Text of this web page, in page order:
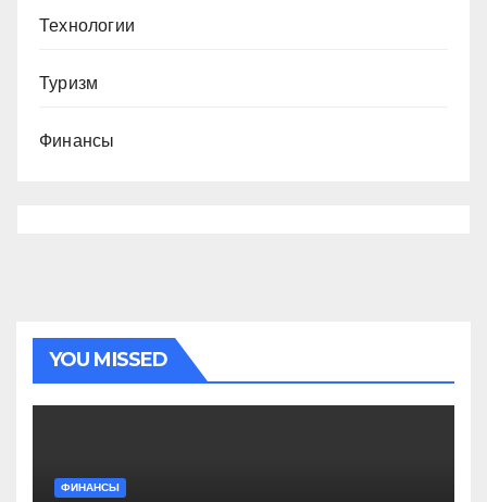
Технологии
Туризм
Финансы
YOU MISSED
ФИНАНСЫ